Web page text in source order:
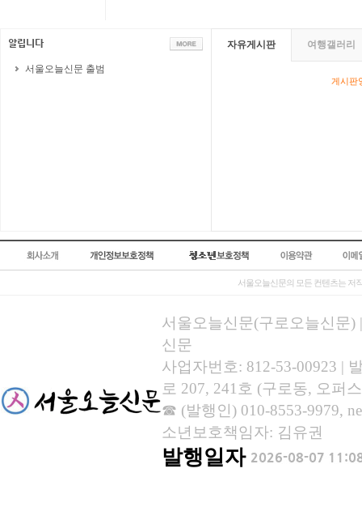
서울오늘신문 출범
자유게시판 여행갤러리
게시판
서울오늘신문의 모든 컨텐츠는 저
서울오늘신문(구로오늘신문)
신문
사업자번호: 812-53-00923 |
로 207, 241호 (구로동, 오퍼
☎ (발행인) 010-8553-9979,
소년보호책임자: 김유권
발행일자